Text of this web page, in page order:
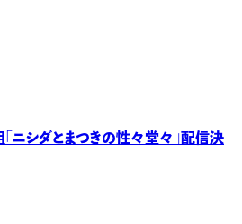
ニシダとまつきの性々堂々」配信決